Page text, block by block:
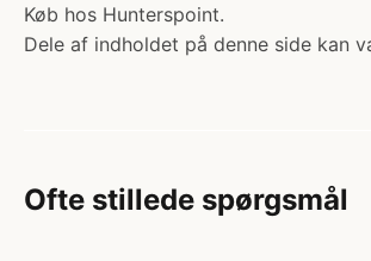
Køb hos Hunterspoint.
Dele af indholdet på denne side kan
Ofte stillede spørgsmål